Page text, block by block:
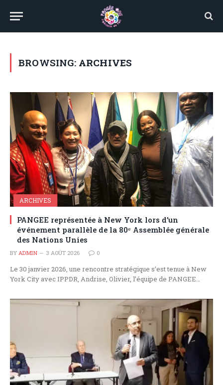
BROWSING: ARCHIVES
ARCHIVES
PANGEE représentée à New York lors d’un
événement parallèle de la 80ᵉ Assemblée générale
des Nations Unies
BY ADMIN 3 AOÛT 2026 0
Le 30 janvier 2026, une rencontre stratégique s’est tenue à New
York City avec IPPDR, Andrise, Olivier, l’équipe de PANGEE…